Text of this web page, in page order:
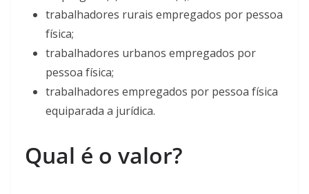
trabalhadores rurais empregados por pessoa
física;
trabalhadores urbanos empregados por
pessoa física;
trabalhadores empregados por pessoa física
equiparada a jurídica.
Qual é o valor?